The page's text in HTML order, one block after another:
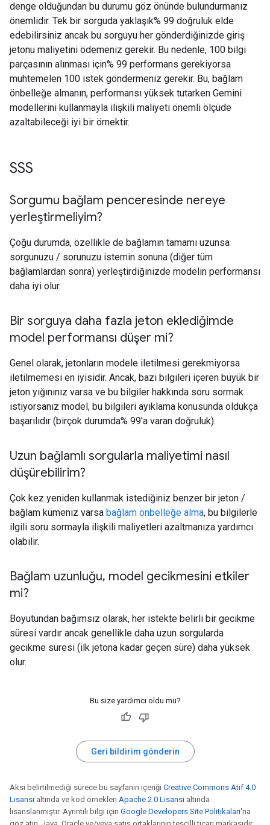
denge olduğundan bu durumu göz önünde bulundurmanız
önemlidir. Tek bir sorguda yaklaşık% 99 doğruluk elde
edebilirsiniz ancak bu sorguyu her gönderdiğinizde giriş
jetonu maliyetini ödemeniz gerekir. Bu nedenle, 100 bilgi
parçasının alınması için% 99 performans gerekiyorsa
muhtemelen 100 istek göndermeniz gerekir. Bu, bağlam
önbelleğe almanın, performansı yüksek tutarken Gemini
modellerini kullanmayla ilişkili maliyeti önemli ölçüde
azaltabileceği iyi bir örnektir.
SSS
Sorgumu bağlam penceresinde nereye
yerleştirmeliyim?
Çoğu durumda, özellikle de bağlamın tamamı uzunsa
sorgunuzu / sorunuzu istemin sonuna (diğer tüm
bağlamlardan sonra) yerleştirdiğinizde modelin performansı
daha iyi olur.
Bir sorguya daha fazla jeton eklediğimde
model performansı düşer mi?
Genel olarak, jetonların modele iletilmesi gerekmiyorsa
iletilmemesi en iyisidir. Ancak, bazı bilgileri içeren büyük bir
jeton yığınınız varsa ve bu bilgiler hakkında soru sormak
istiyorsanız model, bu bilgileri ayıklama konusunda oldukça
başarılıdır (birçok durumda% 99'a varan doğruluk).
Uzun bağlamlı sorgularla maliyetimi nasıl
düşürebilirim?
Çok kez yeniden kullanmak istediğiniz benzer bir jeton /
bağlam kümeniz varsa bağlam önbelleğe alma, bu bilgilerle
ilgili soru sormayla ilişkili maliyetleri azaltmanıza yardımcı
olabilir.
Bağlam uzunluğu, model gecikmesini etkiler
mi?
Boyutundan bağımsız olarak, her istekte belirli bir gecikme
süresi vardır ancak genellikle daha uzun sorgularda
gecikme süresi (ilk jetona kadar geçen süre) daha yüksek
olur.
Bu size yardımcı oldu mu?
Geri bildirim gönderin
Aksi belirtilmediği sürece bu sayfanın içeriği Creative Commons Atıf 4.0
Lisansı altında ve kod örnekleri Apache 2.0 Lisansı altında
lisanslanmıştır. Ayrıntılı bilgi için Google Developers Site Politikaları'na